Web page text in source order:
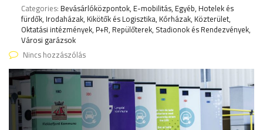
Categories:Bevásárlóközpontok, E-mobilitás, Egyéb, Hotelek és
fürdők, Irodaházak, Kikötők és Logisztika, Kórházak, Közterület,
Oktatási intézmények, P+R, Repülőterek, Stadionok és Rendezvények,
Városi garázsok
Nincs hozzászólás